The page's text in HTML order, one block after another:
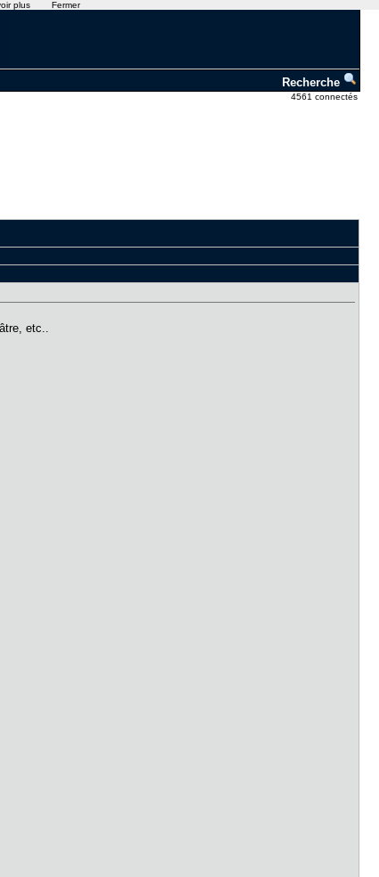
Recherche
4561 connectés
etc..
plus Fermer